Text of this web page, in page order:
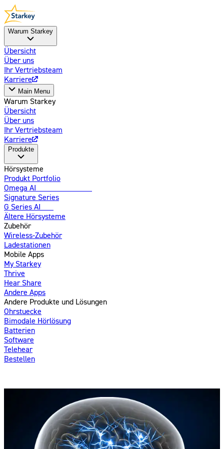
Warum Starkey
Übersicht
Über uns
Ihr Vertriebsteam
Karriere
Main Menu
Warum Starkey
Übersicht
Über uns
Ihr Vertriebsteam
Karriere
Produkte
Hörsysteme
Produkt Portfolio
Omega AI
Signature Series
G Series AI
Ältere Hörsysteme
Zubehör
Wireless-Zubehör
Ladestationen
Mobile Apps
My Starkey
Thrive
Hear Share
Andere Apps
Andere Produkte und Lösungen
Ohrstuecke
Bimodale Hörlösung
Batterien
Software
Telehear
Bestellen